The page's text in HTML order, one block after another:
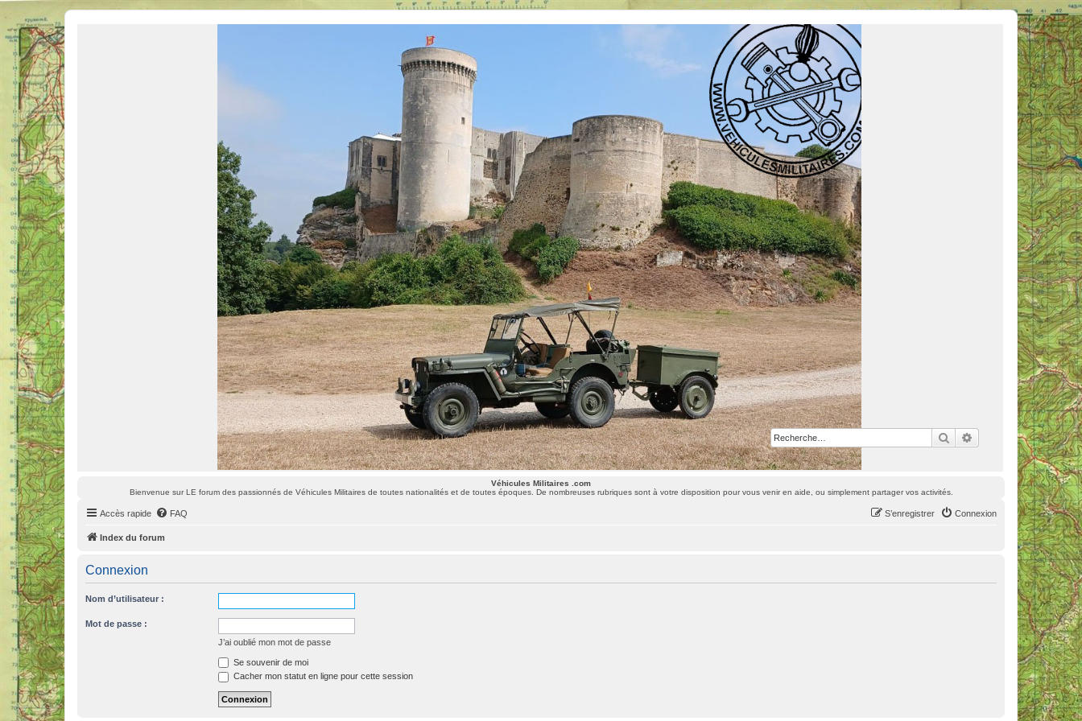
RechercherRecherche avancée
Bienvenue sur LE forum des passionnés de Véhicules Militaires de toutes nationalités et de toutes époques. De nombreuses rubriques sont à votre disposition pour vous venir en aide, ou simplement partager vos activités.
Véhicules Militaires .com
Bienvenue sur LE forum des passionnés de Véhicules Militaires de toutes nationalités et de toutes époques. De nombreuses rubriques sont à votre disposition pour vous venir en aide, ou simplement partager vos activités.
Accès rapide FAQ Connexion
S’enregistrer
Index du forum
Connexion
Nom d’utilisateur :
Mot de passe :
J’ai oublié mon mot de passe
Se souvenir de moi
Cacher mon statut en ligne pour cette session